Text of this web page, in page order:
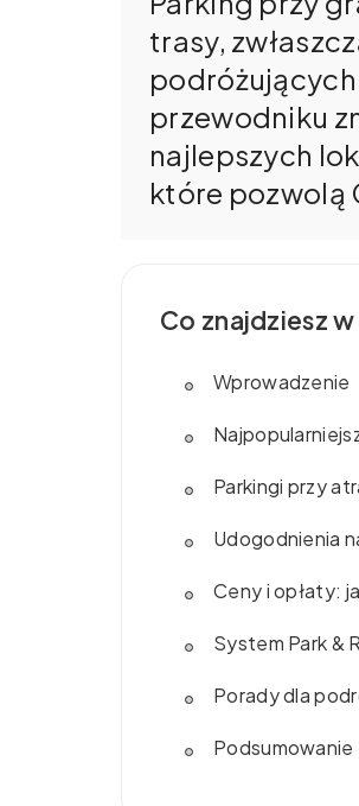
trasy,
przewodniku
najlepszych
które pozwolą
Co znajdziesz
Wprowadzenie
Parkingi przy
Udogodnienia
Ceny i opłaty:
System Park &
Porady dla
Podsumowanie